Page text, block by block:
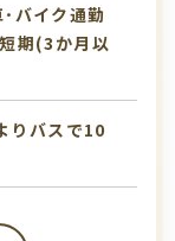
･バイク通勤
短期(3か月以
りバスで10